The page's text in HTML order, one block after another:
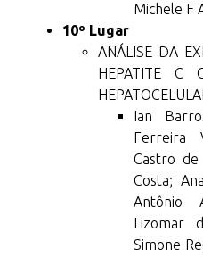
Michele F
10º Lugar
ANÁLISE DA
HEPATITE C
Ian
Ferreira
Castro de
Costa;
Antônio
Lizomar
Simone